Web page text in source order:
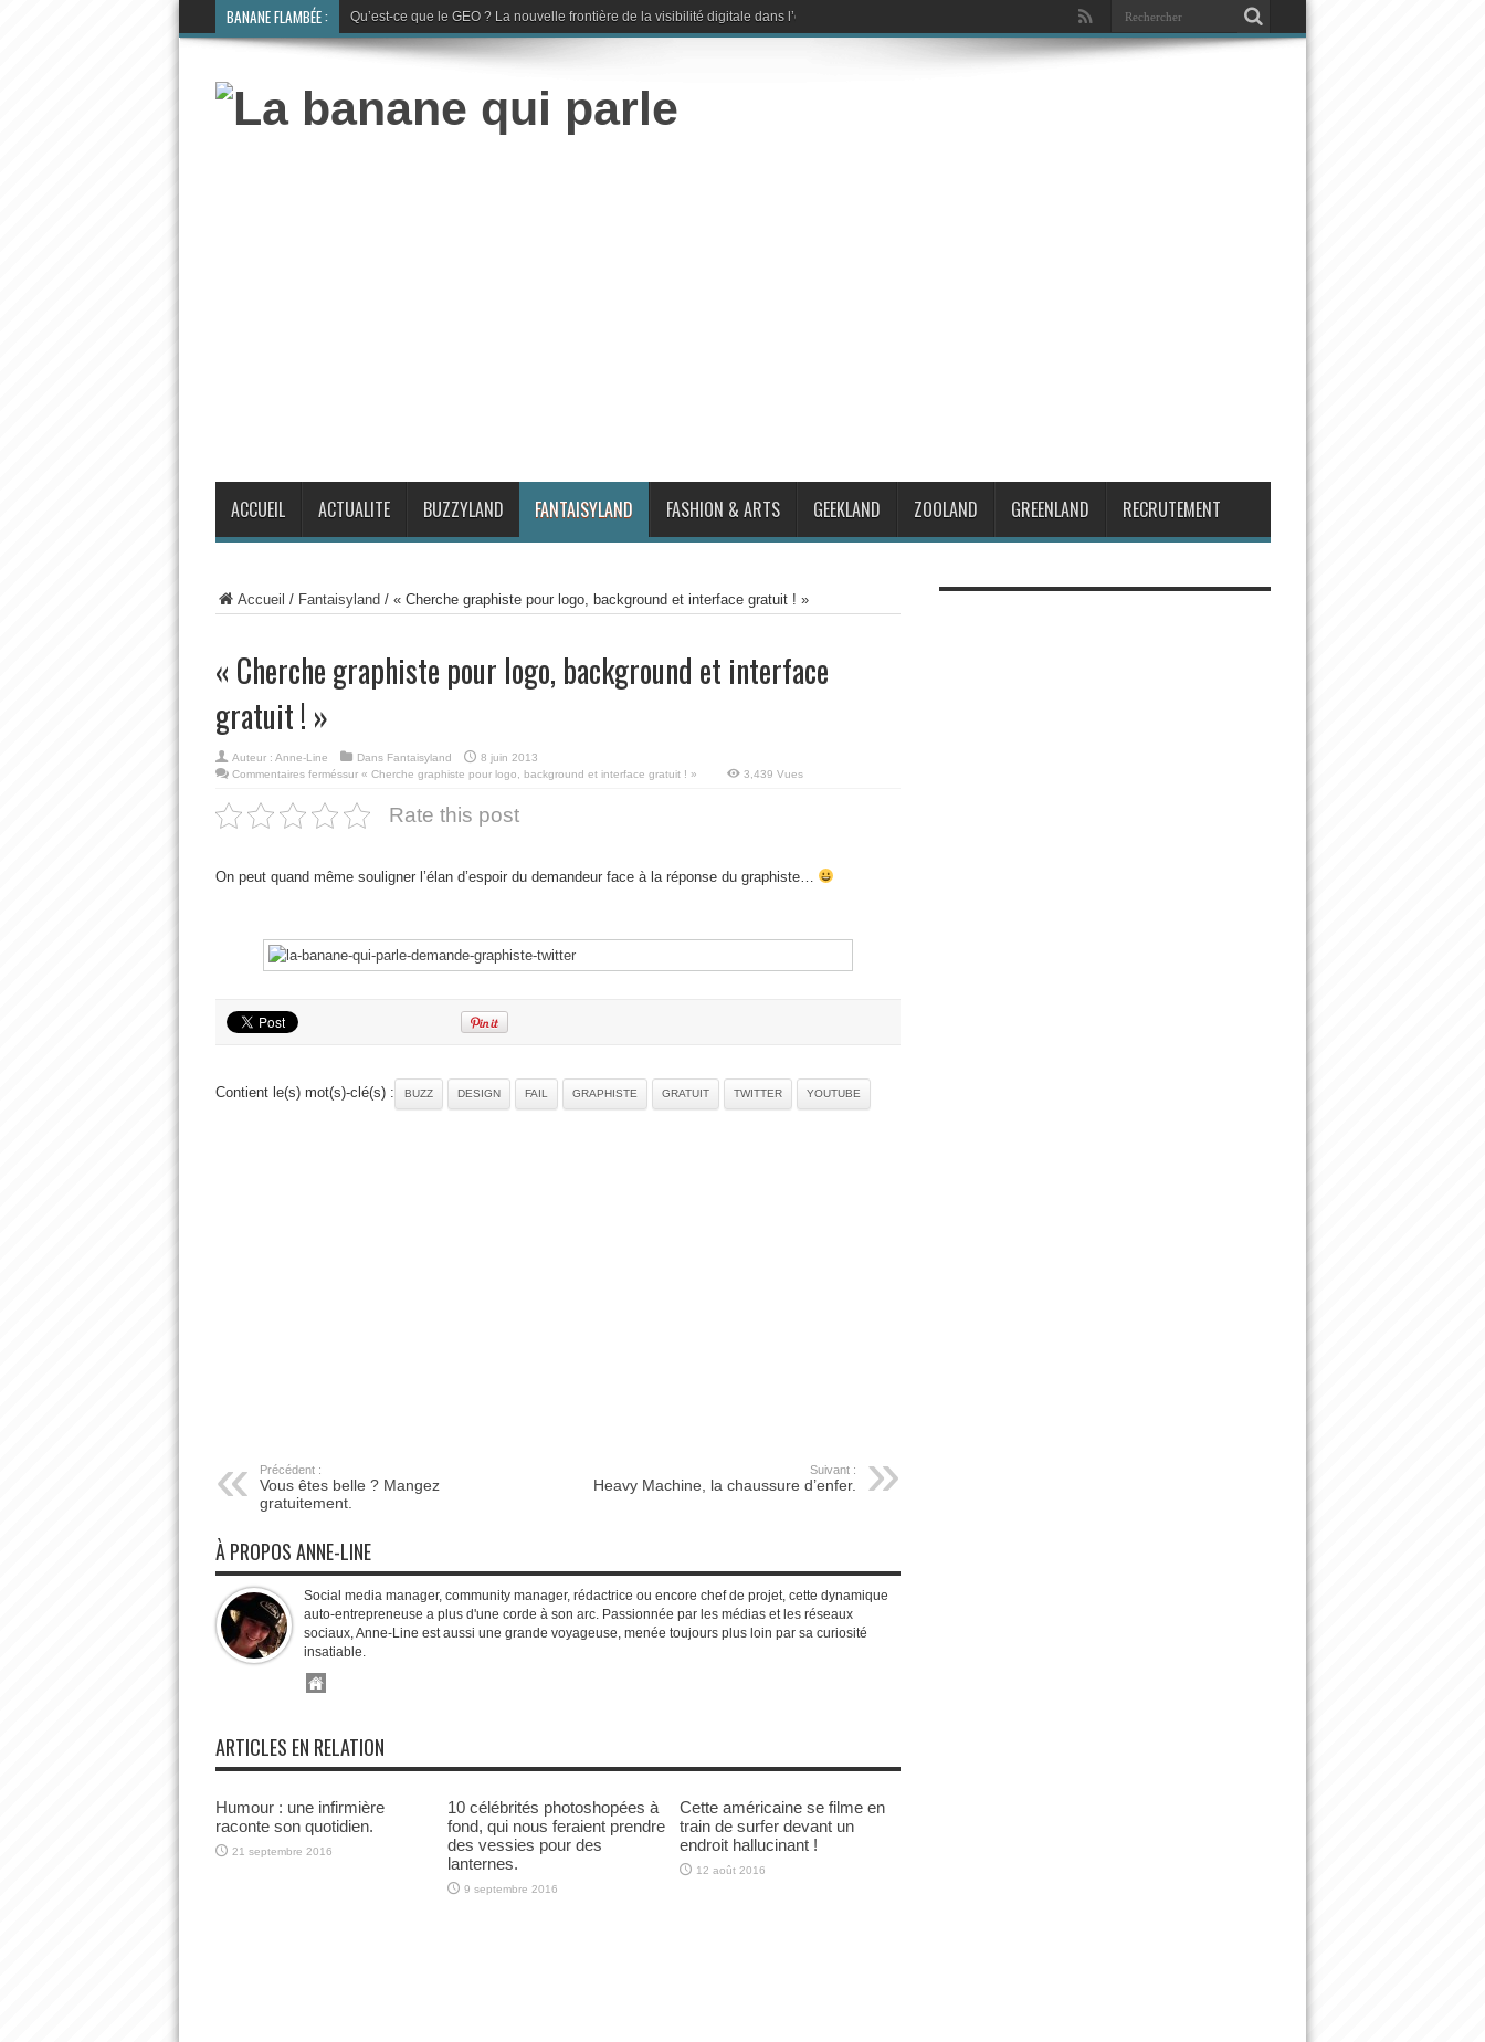
BANANE FLAMBÉE : Qu’est-ce que le GEO ? La nouvelle frontière de la visibilité digitale dans l’ère de l’intelligence artificielle
ACCUEIL ACTUALITE BUZZYLAND FANTAISYLAND FASHION & ARTS GEEKLAND ZOOLAND GREENLAND RECRUTEMENT
Accueil / Fantaisyland / « Cherche graphiste pour logo, background et interface gratuit ! »
« Cherche graphiste pour logo, background et interface
gratuit ! »
Auteur : Anne-Line Dans Fantaisyland
8 juin 2013
Commentaires ferméssur « Cherche graphiste pour logo, background et interface gratuit ! » 3,439 Vues
Rate this post
On peut quand même souligner l’élan d’espoir du demandeur face à la réponse du graphiste…
Contient le(s) mot(s)-clé(s) : BUZZ DESIGN FAIL GRAPHISTE GRATUIT TWITTER YOUTUBE
Précédent :
Vous êtes belle ? Mangez
gratuitement.
Suivant :
Heavy Machine, la chaussure d’enfer.
À PROPOS ANNE-LINE
Social media manager, community manager, rédactrice ou encore chef de projet, cette dynamique
auto-entrepreneuse a plus d'une corde à son arc. Passionnée par les médias et les réseaux
sociaux, Anne-Line est aussi une grande voyageuse, menée toujours plus loin par sa curiosité
insatiable.
ARTICLES EN RELATION
Humour : une infirmière
raconte son quotidien.
21 septembre 2016
10 célébrités photoshopées à
fond, qui nous feraient prendre
des vessies pour des
lanternes.
9 septembre 2016
Cette américaine se filme en
train de surfer devant un
endroit hallucinant !
12 août 2016